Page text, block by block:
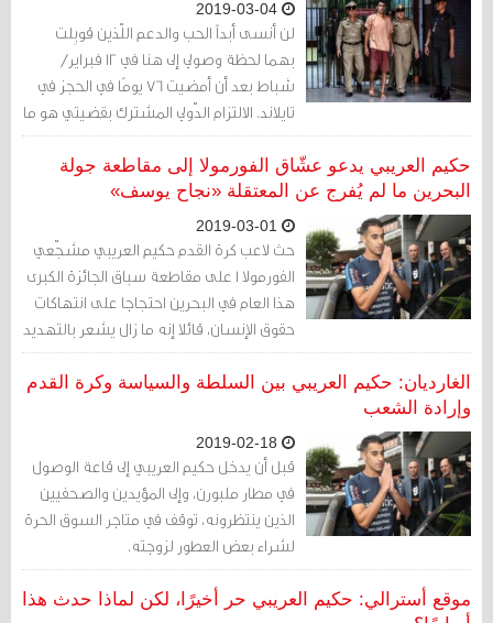
لن أنسى أبداً الحب والدعم اللّذين قوبِلت
بهما لحظة وصولي إلى هنا في 12 فبراير/
شباط بعد أن أمضيت 76 يومًا في الحجز في
تايلاند. الالتزام الدّولي المشترك بقضيتي هو ما
أعادني لحريتي. أنا الآن في المنزل مع زوجتي،
من أجل هذا، نشكر بعمق كل من لعب دورًا
في عودتي الآمنة.
حكيم العريبي يدعو عشّاق الفورمولا إلى مقاطعة جولة
البحرين ما لم يُفرج عن المعتقلة «نجاح يوسف»
حث لاعب كرة القدم حكيم العريبي مشجّعي
الفورمولا 1 على مقاطعة سباق الجائزة الكبرى
هذا العام في البحرين احتجاجا على انتهاكات
حقوق الإنسان، قائلا إنه ما زال يشعر بالتهديد
من قبل سلطات بلاده، وفق ما نقلت وكالة
الأنباء الفرنسية.
الغارديان: حكيم العريبي بين السلطة والسياسة وكرة القدم
وإرادة الشعب
قبل أن يدخل حكيم العريبي إلى قاعة الوصول
في مطار ملبورن، وإلى المؤيدين والصحفيين
الذين ينتظرونه، توقف في متاجر السوق الحرة
لشراء بعض العطور لزوجته.
موقع أسترالي: حكيم العريبي حر أخيرًا، لكن لماذا حدث هذا